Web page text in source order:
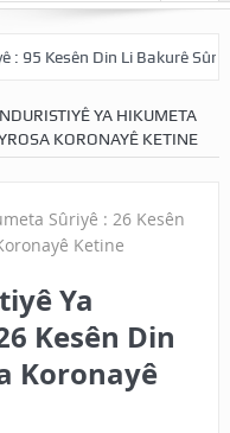
Din Li Bakurê Sûriyê Bi
YA HIKUMETA
KORONAYÊ KETINE
Ya
Kesên Din
Koronayê